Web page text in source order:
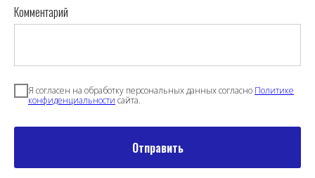
Комментарий
Я согласен на обработку персональных данных согласно Политике
конфиденциальности сайта.
Отправить